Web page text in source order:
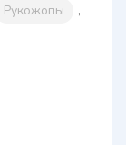
Рукожопы
,